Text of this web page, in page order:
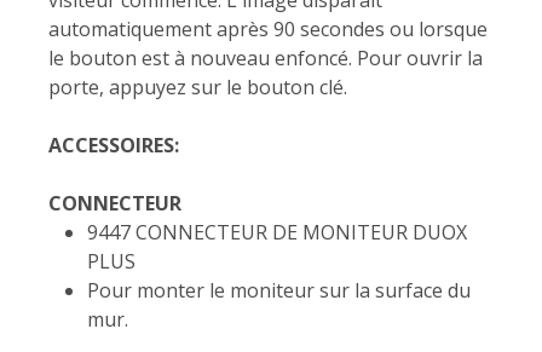
automatiquement après 90 secondes ou lorsque
le bouton est à nouveau enfoncé. Pour ouvrir la
porte, appuyez sur le bouton clé.
ACCESSOIRES:
CONNECTEUR
9447 CONNECTEUR DE MONITEUR DUOX
PLUS
Pour monter le moniteur sur la surface du
mur.